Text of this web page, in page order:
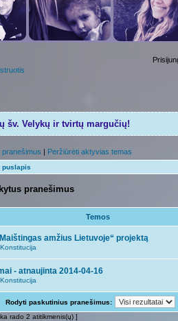
šv. Velykų ir tvirtų margučių!
| Peržiūrėti aktyvias temas
puslapis
pranešimus
Temos
amžius Lietuvoje“ projektą
Konstitucija
- atnaujinta 2014-04-16
Konstitucija
Rodyti paskutinius pranešimus:
rado 2 atitikmenis(ų) ]